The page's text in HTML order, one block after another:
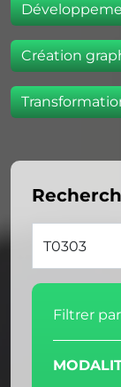
Création
Filtrer par